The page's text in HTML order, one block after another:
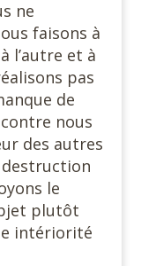
ne
faisons à
l’autre et à
pas
de
nous
des autres
destruction
le
plutôt
intériorité